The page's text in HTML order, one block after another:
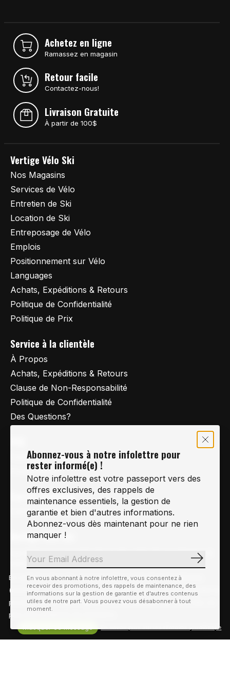
Achetez en ligne
Ramassez en magasin
Retour facile
Contactez-nous!
Livraison Gratuite
À partir de 100$
Vertige Vélo Ski
Nos Magasins
Services de Vélo
Entretien de Ski
Location de Ski
Entreposage de Vélo
Emplois
Positionnement sur Vélo
Languages
Achats, Expéditions & Retours
Politique de Confidentialité
Politique de Prix
Service à la clientèle
À Propos
Achats, Expéditions & Retours
Clause de Non-Responsabilité
Politique de Confidentialité
Des Questions?
Foire aux Questions
Financement
Cartes-Cadeaux
Cartes Cadeaux
Vertige Vélo Ski
La référence en vélo de route, vélo de montagne et
vélo hybride sur la Rive-Sud de Montréal, depuis
1997.
Notre courriel
Info@vertigeveloski.com
Nous Joindre
1 (450) 464-8808
Abonnez-vous à notre infolettre pour
rester informé(e) !
Notre infolettre est votre passeport vers des
offres exclusives, des rappels de
maintenance essentiels, la gestion de
garantie et bien d'autres informations.
Abonnez-vous dès maintenant pour ne rien
manquer !
En vous abonnant à notre infolettre, vous consentez à
recevoir des promotions, des rappels de maintenance, des
informations sur la gestion de garantie et d'autres contenus
utiles de notre part. Vous pouvez vous désabonner à tout
moment.
En visitant notre site, vous acceptez l'utilisation des témoins
(cookies). Ces derniers nous permettent de mieux comprendre la
provenance de notre clientèle et son utilisation de notre site, en
plus d'en améliorer les fonctions.
Masquer ce message
En savoir plus sur les témoins (cookies) »